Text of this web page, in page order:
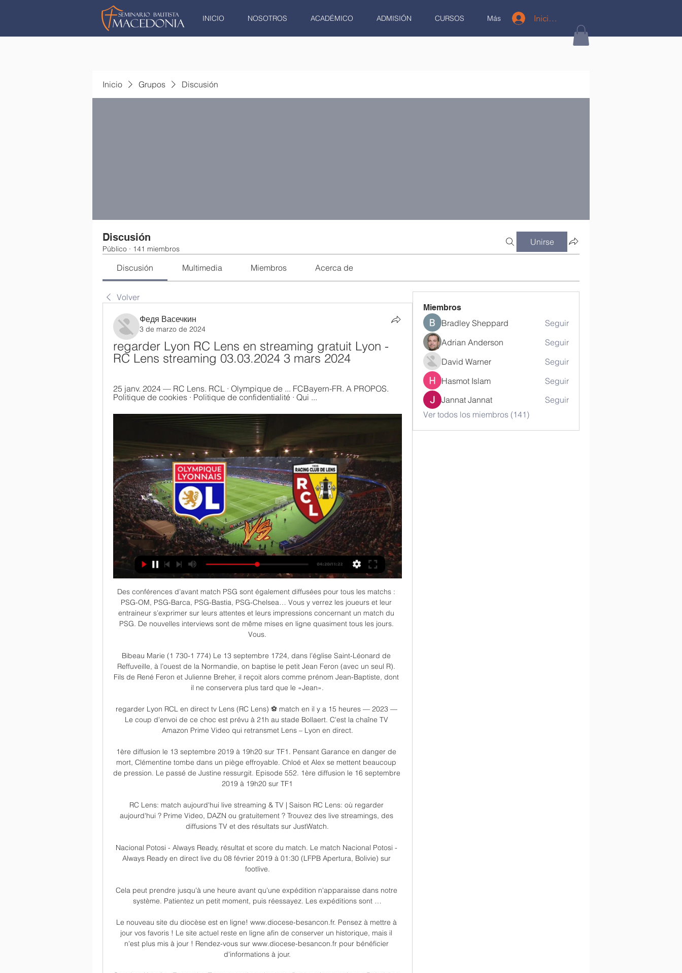
INICIO NOSOTROS ACADÉMICO ADMISIÓN CURSOS Más Iniciar sesión
Inicio Grupos Discusión
Discusión
Público · 141 miembros
Unirse
Discusión Multimedia Miembros Acerca de
Volver
Федя Васечкин
3 de marzo de 2024
regarder Lyon RC Lens en streaming gratuit Lyon -
RC Lens streaming 03.03.2024 3 mars 2024
25 janv. 2024 — RC Lens. RCL · Olympique de ... FCBayern-FR. A PROPOS.
Politique de cookies · Politique de confidentialité · Qui ...
Des conférences d’avant match PSG sont également diffusées pour tous les matchs : PSG-OM, PSG-Barca, PSG-Bastia, PSG-Chelsea… Vous y verrez les joueurs et leur entraineur s’exprimer sur leurs attentes et leurs impressions concernant un match du PSG. De nouvelles interviews sont de même mises en ligne quasiment tous les jours. Vous.

Bibeau Marie (1 730-1 774) Le 13 septembre 1724, dans l’église Saint-Léonard de Reffuveille, à l’ouest de la Normandie, on baptise le petit Jean Feron (avec un seul R). Fils de René Feron et Julienne Breher, il reçoit alors comme prénom Jean-Baptiste, dont il ne conservera plus tard que le «Jean».

regarder Lyon RCL en direct tv Lens (RC Lens) ⚽ match en il y a 15 heures — 2023 — Le coup d'envoi de ce choc est prévu à 21h au stade Bollaert. C'est la chaîne TV Amazon Prime Video qui retransmet Lens – Lyon en direct.

1ère diffusion le 13 septembre 2019 à 19h20 sur TF1. Pensant Garance en danger de mort, Clémentine tombe dans un piège effroyable. Chloé et Alex se mettent beaucoup de pression. Le passé de Justine ressurgit. Episode 552. 1ère diffusion le 16 septembre 2019 à 19h20 sur TF1

RC Lens: match aujourd'hui live streaming & TV | Saison RC Lens: où regarder aujourd'hui ? Prime Video, DAZN ou gratuitement ? Trouvez des live streamings, des diffusions TV et des résultats sur JustWatch.

Nacional Potosi - Always Ready, résultat et score du match. Le match Nacional Potosi - Always Ready en direct live du 08 février 2019 à 01:30 (LFPB Apertura, Bolivie) sur footlive.

Cela peut prendre jusqu'à une heure avant qu'une expédition n'apparaisse dans notre système. Patientez un petit moment, puis réessayez. Les expéditions sont …

Le nouveau site du diocèse est en ligne! www.diocese-besancon.fr. Pensez à mettre à jour vos favoris ! Le site actuel reste en ligne afin de conserver un historique, mais il n'est plus mis à jour ! Rendez-vous sur www.diocese-besancon.fr pour bénéficier d'informations à jour.

Gazelec Ajaccio - Estac : les Troyens veulent vivre une fin de saison excitante Précédent Suivant. Diffusion le 09/03/2017 . Ce vendredi à 20 heures, pour le compte de la 29ème journée de Ligue 2, les footballeurs troyens se déplacent sur l’Île de Beauté pour y défier le Gazélec Ajaccio (11ème du classement). Face à un autre club relégué de Ligue 1, les joueurs de Jean-Louis.

La législation européenne offre aux particuliers retraités du régime français qui souhaitent aller vivre leur retraite en Islande, au Liechtenstein, au Norvège ou en Suisse la possibilité d'y transférer leurs droits à l'assurance maladie.

Simplifiez-vous la ville avec les services en ligne de la Ville de Nantes et Nantes Métropole ! Que vous soyez particuliers, associations ou professionnels, accessible 24 h/24, tous vos e-services sont désormais sur le site nanteseservices.fr.

L'Union sociale pour l'habitat est le porte-parole du Mouvement Hlm. Elle accompagne les organismes Hlm dans leur action professionnelle, et contribue à l'élaboration et la mise en œuvre de la politique nationale du logement.

Lyon – RC Lens : sur quelle chaîne TV suivre le match ? (+ 6 janv. 2021 — Découvrez sur quelle chaîne de télévision et quelle plateforme de streaming suivre le match mercredi, Lyon - RC Lens, qui comptera pour la ...

C'est la quatrième fois que le Ghana accueille la CAN après 1963, 1978 et 2000 (conjointement avec le Nigeria). Stades Modifier Localisation des quatre stades retenus.

Trouver l’avocat le plus adapté à votre affaire - Atteinte à la vie privée sur internet - proche de chez vous - Tremblay-en-France - parmi notre sélection d'avocats. Etre mis en contact avec l'avocat qu'il vous faut !

Vous consultez actuellement la page : Cittadella U19 - Brescia U19 Suivez le match Cittadella U19 - Brescia U19 en direct (résumé, score et buts). Le résultat de ce match Campionato Primavera 2 entre Cittadella Under 19 et Brescia Under 19 est à suivre en live à partir de 15h00.

Le premier site officiel dédié à la France et au Japon et de manière plus général aux relations franco-japonaises (Blog Japon, voyage japon)

Performance exceptionnelle de Sandrine Martinet qui remporte une superbe victoire aux Jeux Mondiaux IBSA à Fort Wayne et décroche par la même occasion un 3ème titre mondial !

Ligue 1 : comment voir Lens-Lyon et Nantes - Nice en 2 déc. 2023 — Ligue 1 : comment voir Lens-Lyon et Nantes – Nice en streaming ? · Voici le programme de samedi de la 14e journée de la Ligue 1 : RC Lens – ...

Visitez Soccerstand.com pour le livescore le plus rapide et le service de résultats pour LFB - Femmes 2019/2020. Recevez le livescore en temps réel, les stats, les cotes en direct et les résultats de tous les matchs de LFB - Femmes 2019/2020.

Pronostic Akwa United Abia Warriors du 20/05/2019 en NPFL – Découvrez les pronostics, les statistiques et les meilleures cotes pour le match de Football Akwa United - Abia Warriors réalisés par les experts sportifs de RueDesJoueurs.

Où et comment regarder des matchs de foot en direct et en streaming sur internet ? Mater la Ligue 1, la Ligue des Champions, l'UEFA Europa League, la coupe du monde, la CAN en live sur le net (ou en caleçon devant son PC), c'est possible ! Du streaming, du pur, du dur, plein de testostérone et d'ambiance vestiaire, il y en a plein sur le web.

En plus des scores de Qviding, vous pouvez suivre +de 1000 compétitions de football dans plus de 90 pays autour du monde sur FlashResultats.fr. Cliquez sur le nom du pays dans le menu de gauche, et choisissez votre compétition (résultats de championnats et …

Définitions de championnat de belgique de football d4, synonymes, antonymes, dérivés de championnat de belgique de football d4, dictionnaire analogique de championnat de belgique de football d4 (français)

Pour l’itinéraire Strasbourg - Lille, vendredi est généralement le jour le moins cher pour prendre l’avion et mercredi le plus cher. Pour l’itinéraire retour (Lille - Strasbourg), on trouve en général les meilleures offres le jeudi et le vendredi les offres les plus chères.

Stade de Reims - Sheffield United Match amical au stade Auguste Delaune Samedi 03 août à 17h30 (ouverture des portes à 16h30) Grand public : 10€ en Batteux, 15€ en Germain / Abonnés : 5€ placement libre Germain ou Batteux. Réservez votre place en ligne dès maintenant en cliquant ici ou à la boutique de …

Au terme d'un match plein de rebondissements qui aura vu l'Hormadi d'Anglet rattraper un retard de trois buts en troisième période, les Dragons de Rouen se...

Les frères Thierry et Laurent Delles, fondateurs en 1988 de Créa Diffusion à Solgne, viennent de remporter un award au Mexique pour leurs créations avec le corian, matériau fait de pierre et résine mêlées, signé de l'américain DuPont de Nemours.

Suivez le match Enyimba - Sunshine Stars FC en direct LIVE ! C'est Enyimba International FC qui recoit Sunshine Stars FC pour ce match nigerian du dimanche 25 fevrier 2018 (Resultat Premier League)

regarder Olympique Lyon Lens en streaming tv Lyon (OL) / Len il y a 10 heures — regarder OL Lens en streaming tv Lens - Lyon : Diffusion TV il y a 4 heures — Lyon - Lens streaming: regardez le match en direct grâce à 12 févr ...

Prochain Match Les Rapaces - Gap VS Les Gothiques - Amiens 01 Novembre 2019 à 20h30 Ce soir, les Gothiques effectuent leur entrée dans une nouvelle compétition, la Coupe de France. Les tenants du titre remettent donc leur titre en jeu et vont tenter de le conserver..

RC Lens - streaming, live tv Transmission légale en direct sur Internet et à la télé. Match en direct gratuit, live streaming online.

Sur le papier, difficile d'y croire pour Strasbourg lors de ce barrage aller face à l'Eintracht Francfort (ce jeudi à 20h30 en direct sur RMC Sport1), face à un club demi-finaliste de la.

Wikki Tourists vs Lobi Stars 1:1 in the Premier League - 04/04/2019. Score en direct, stream et H2H résultats. Match Wikki Tourists - Lobi Stars, équipe, heure de début | Football | Tribuna.com

Pôle emploi - Tremblay-en-France : coordonnées et noms des responsables Javascript est désactivé dans votre navigateur. Vous ne pourrez pas avoir accès aux fonctionnalités de modification ou de suppression des informations et documents de votre compte.

Lyon - Lens : sur quelle chaîne et à quelle heure voir le il y a 12 heures — Diffusion Lyon - Lens : sur quelle chaîne TV voir le match en direct ? · Olympique Lyonnais · RC Lens · Ligue 1 · Football · Sport · Streaming ...

Information importante. En poursuivant votre navigation sur le site, vous acceptez l'utilisation des cookies pour vous proposer notamment des publicités ciblées en fonction de vos centres d'intérêt, de réaliser des statistiques de visites et de vous permettre de partager des informations sur les réseaux sociaux.

Olympique Lyon Lens en direct tv Lens - Lyon : Diffusion tv il y a 15 heures — Lyon (OL) / Lens (RCL) (TV/Streaming) Sur quelle chaine et à il y a 7 heures — Sur quelle chaîne TV et Streaming regarder en direct le match de ...

En France, l’Etat garantit la liberté de la presse et veille à l’indépendance des médias en assurant la diversité des courants d’opinion et le pluralisme de l’information. La loi prévient de trop fortes concentrations en empêchant un groupe de presse de contrôler plus de 30 % de la diffusion …

Voir les infographies pour Academico Viseu vs Academica Coimbra - Sporticos.com - statistiques footballistiques sous forme d'infographies. Plus de 60 championnats du monde entier

En se penchant sur le corpus qui a vu naître la thématisation concomitante de l’ornemental et du mouvement, une première partie de cette thèse parcourt alors les topoi de l’historiographie de l’histoire de l’art allemande de la fin du XIXe siècle, mettant à jour le substrat structurel gothique perdurant à …

Lens - Lyon : à quelle heure et sur quelle chaîne suivre le 2 déc. 2023 — regarder le choc RC Lens - Lyon, en direct ce week-end. Voir le Obtenez une machine à café gratuite avec cette astuce. Une connexion ...

Achat terrain à
Miembros
Bradley Sheppard
Seguir
Adrian Anderson
Seguir
David Warner
Seguir
Hasmot Islam
Seguir
Jannat Jannat
Seguir
Ver todos los miembros (141)